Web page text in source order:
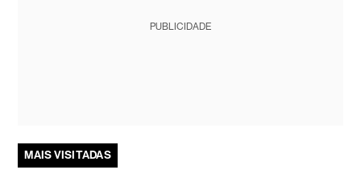
PUBLICIDADE
MAIS VISITADAS